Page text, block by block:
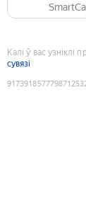
Калі ў вас узніклі
сувязі